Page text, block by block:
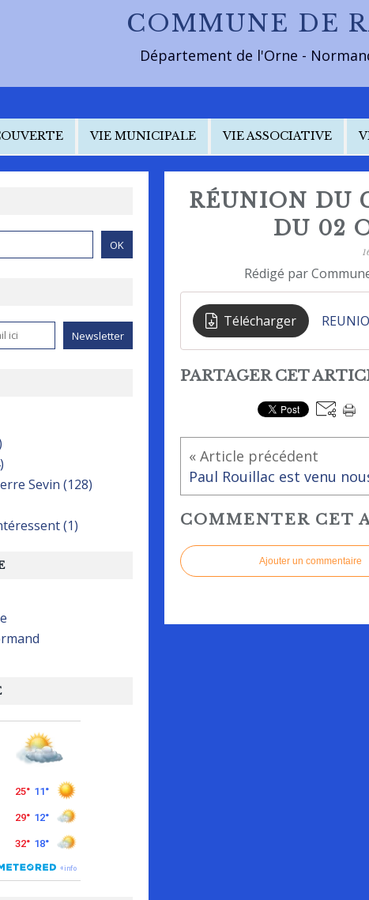
COMMUNE DE
Département de l'Orne -
VIE MUNICIPALE VIE ASSOCIATIVE
RÉUNION DU
DU 02
Rédigé par
Télécharger
PARTAGER CET
« Article précédent
COMMENTER CET
Ajouter un commentaire
Sevin (128)
(1)